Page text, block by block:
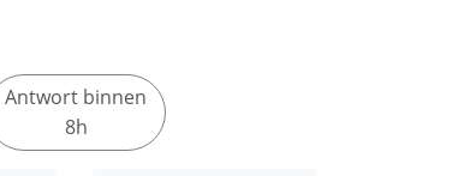
Antwort binnen
8h